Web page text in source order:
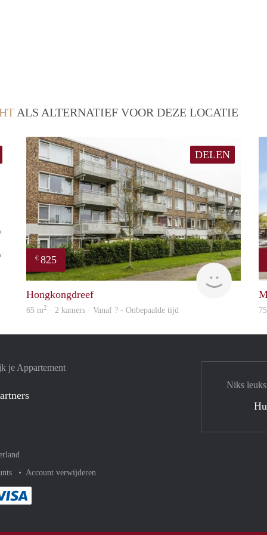
ALS ALTERNATIEF VOOR DEZE LOCATIE
DELEN
€ 825
Woning
Hongkongdreef
65 m2 · 2 kamers · Vanaf ? - Onbepaalde tijd
je Appartement
Account verwijderen
Paypalaf met Mastercard
gemakkelijk af met Meastro
Niks